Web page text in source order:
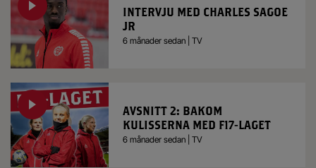
INTERVJU MED CHARLES SAGOE
JR
6 månader sedan | TV
AVSNITT 2: BAKOM
KULISSERNA MED F17-LAGET
6 månader sedan | TV